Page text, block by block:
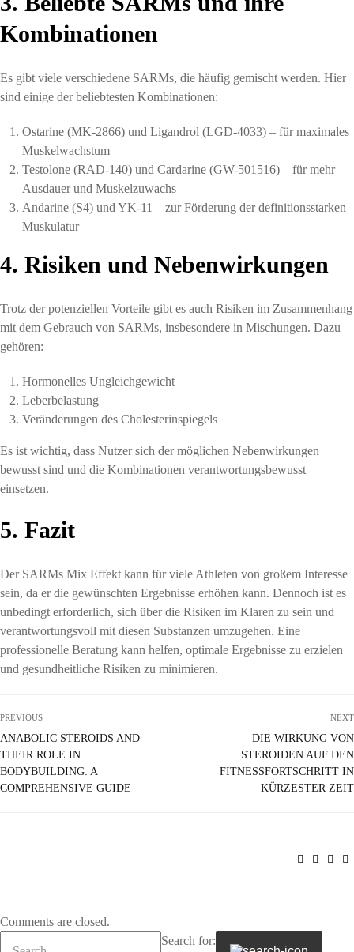
Kombinationen
Es gibt viele verschiedene SARMs, die häufig gemischt werden. Hier
sind einige der beliebtesten Kombinationen:
Ostarine (MK-2866) und Ligandrol (LGD-4033) – für maximales
Muskelwachstum
Testolone (RAD-140) und Cardarine (GW-501516) – für mehr
Ausdauer und Muskelzuwachs
Andarine (S4) und YK-11 – zur Förderung der definitionsstarken
Muskulatur
4. Risiken und Nebenwirkungen
Trotz der potenziellen Vorteile gibt es auch Risiken im Zusammenhang
mit dem Gebrauch von SARMs, insbesondere in Mischungen. Dazu
gehören:
Hormonelles Ungleichgewicht
Leberbelastung
Veränderungen des Cholesterinspiegels
Es ist wichtig, dass Nutzer sich der möglichen Nebenwirkungen
bewusst sind und die Kombinationen verantwortungsbewusst
einsetzen.
5. Fazit
Der SARMs Mix Effekt kann für viele Athleten von großem Interesse
sein, da er die gewünschten Ergebnisse erhöhen kann. Dennoch ist es
unbedingt erforderlich, sich über die Risiken im Klaren zu sein und
verantwortungsvoll mit diesen Substanzen umzugehen. Eine
professionelle Beratung kann helfen, optimale Ergebnisse zu erzielen
und gesundheitliche Risiken zu minimieren.
PREVIOUS
ANABOLIC STEROIDS AND
THEIR ROLE IN
BODYBUILDING: A
COMPREHENSIVE GUIDE
NEXT
DIE WIRKUNG VON
STEROIDEN AUF DEN
FITNESSFORTSCHRITT IN
KÜRZESTER ZEIT
Comments are closed.
Search for: